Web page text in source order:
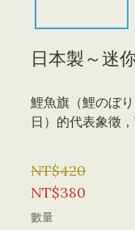
日本製～迷
鯉魚旗（鯉のぼ
日）的代表象徵
NT$420
NT$380
數量